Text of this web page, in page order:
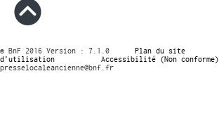
© BnF 2016 Version : 7.1.0 Plan du site
d’utilisation
Accessibilité (Non conforme)
presselocaleancienne@bnf.fr